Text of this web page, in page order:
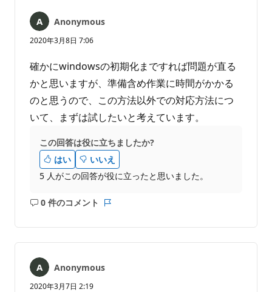
あ
り
せ
Anonymous
2020年3月8日 7:06
確かにwindowsの初期化まですれば問題が直る
かと思いますが、準備含め作業に時間がかかる
のと思うので、この方法以外での対応方法につ
いて、まずは試したいと考えています。
この回答は役に立ちましたか?
はい
いいえ
5 人がこの回答が役に立ったと思いました。
0 件のコメント
コ
ト
あ
り
ト
Anonymous
2020年3月7日 2:19